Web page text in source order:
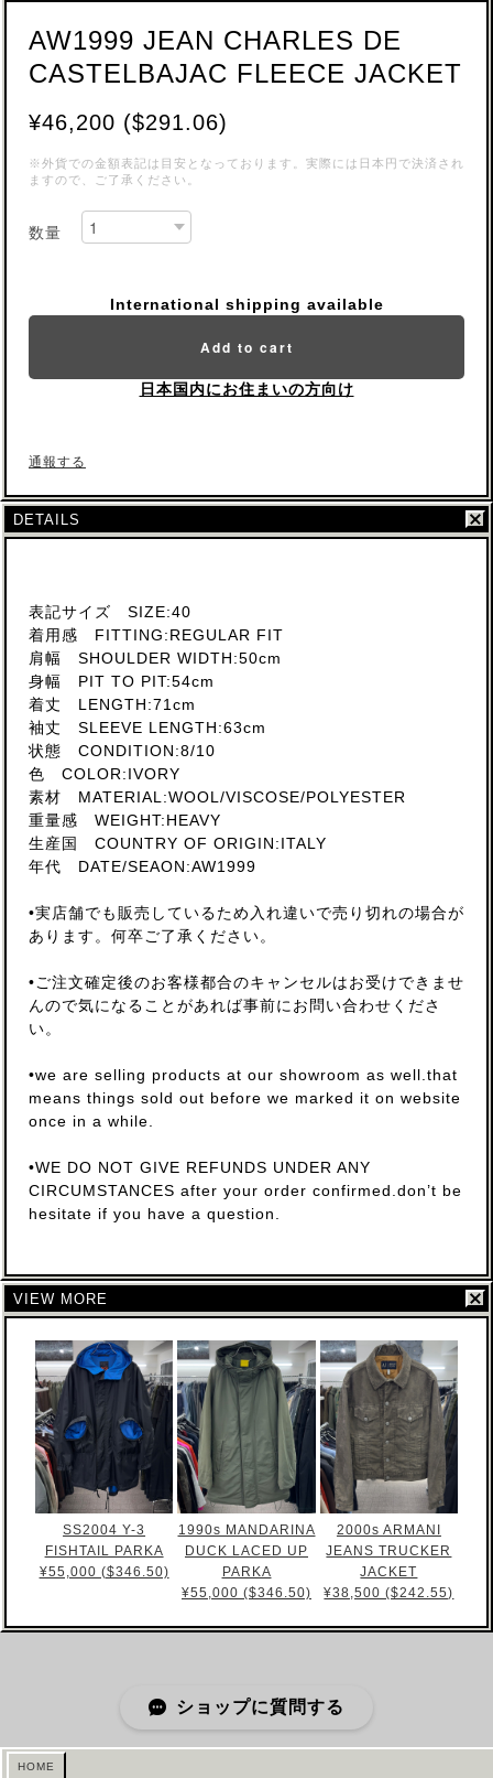
AW1999 JEAN CHARLES DE
CASTELBAJAC FLEECE JACKET
¥46,200 ($291.06)
※外貨での金額表記は目安となっております。実際には日本円で決済され
ますので、ご了承ください。
数量
International shipping available
Add to cart
日本国内にお住まいの方向け
通報する
DETAILS
表記サイズ SIZE:40
着用感 FITTING:REGULAR FIT
肩幅 SHOULDER WIDTH:50cm
身幅 PIT TO PIT:54cm
着丈 LENGTH:71cm
袖丈 SLEEVE LENGTH:63cm
状態 CONDITION:8/10
色 COLOR:IVORY
素材 MATERIAL:WOOL/VISCOSE/POLYESTER
重量感 WEIGHT:HEAVY
生産国 COUNTRY OF ORIGIN:ITALY
年代 DATE/SEAON:AW1999
•実店舗でも販売しているため入れ違いで売り切れの場合が
あります。何卒ご了承ください。
•ご注文確定後のお客様都合のキャンセルはお受けできませ
んので気になることがあれば事前にお問い合わせくださ
い。
•we are selling products at our showroom as well.that
means things sold out before we marked it on website
once in a while.
•WE DO NOT GIVE REFUNDS UNDER ANY
CIRCUMSTANCES after your order confirmed.don’t be
hesitate if you have a question.
VIEW MORE
SS2004 Y-3
FISHTAIL PARKA
¥55,000 ($346.50)
1990s MANDARINA
DUCK LACED UP
PARKA
¥55,000 ($346.50)
2000s ARMANI
JEANS TRUCKER
JACKET
¥38,500 ($242.55)
HOME
ショップに質問する